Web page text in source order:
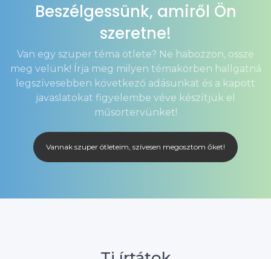
Beszélgessünk, amiről Ön
szeretne!
Van egy szuper téma ötlete? Ne habozzon, ossze
meg velünk! Írja meg milyen témakörben hallgatná
legszívesebben következő adásunkat és a kapott
javaslatokat figyelembe véve készítjük el
műsortervünket!
Vannak szuper ötleteim, szívesen megosztom őket!